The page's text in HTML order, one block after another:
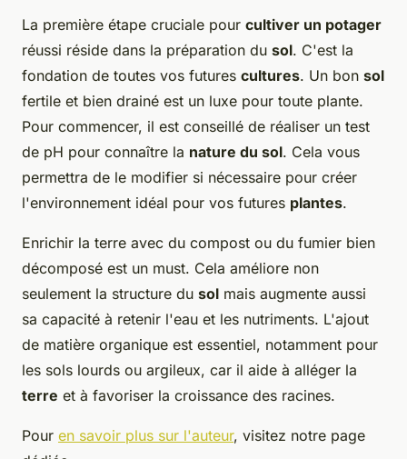
La première étape cruciale pour cultiver un potager
réussi réside dans la préparation du sol. C'est la
fondation de toutes vos futures cultures. Un bon sol
fertile et bien drainé est un luxe pour toute plante.
Pour commencer, il est conseillé de réaliser un test
de pH pour connaître la nature du sol. Cela vous
permettra de le modifier si nécessaire pour créer
l'environnement idéal pour vos futures plantes.
Enrichir la terre avec du compost ou du fumier bien
décomposé est un must. Cela améliore non
seulement la structure du sol mais augmente aussi
sa capacité à retenir l'eau et les nutriments. L'ajout
de matière organique est essentiel, notamment pour
les sols lourds ou argileux, car il aide à alléger la
terre et à favoriser la croissance des racines.
Pour en savoir plus sur l'auteur, visitez notre page